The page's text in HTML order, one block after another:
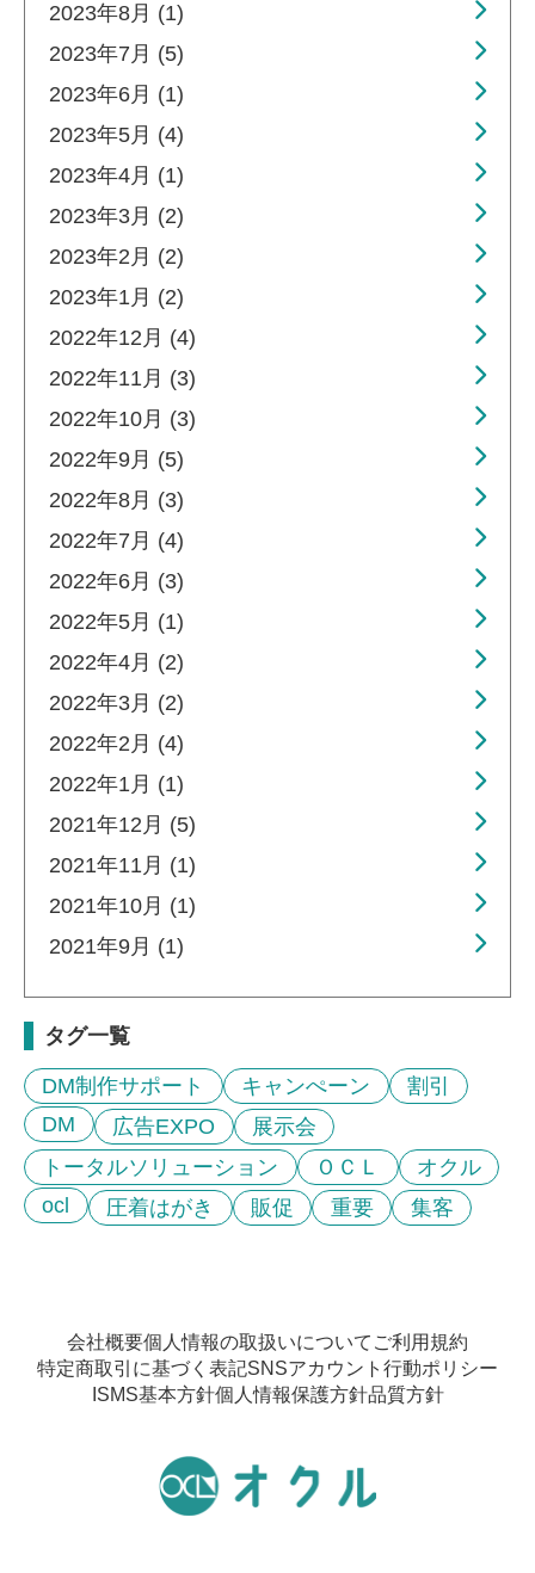
2023年8月 (1)
2023年7月 (5)
2023年6月 (1)
2023年5月 (4)
2023年4月 (1)
2023年3月 (2)
2023年2月 (2)
2023年1月 (2)
2022年12月 (4)
2022年11月 (3)
2022年10月 (3)
2022年9月 (5)
2022年8月 (3)
2022年7月 (4)
2022年6月 (3)
2022年5月 (1)
2022年4月 (2)
2022年3月 (2)
2022年2月 (4)
2022年1月 (1)
2021年12月 (5)
2021年11月 (1)
2021年10月 (1)
2021年9月 (1)
タグ一覧
DM制作サポート キャンぺーン
割引
DM
広告EXPO
展示会
トータルソリューション
ＯＣＬ
オクル
ocl
圧着はがき 販促 重要 集客
会社概要個人情報の取扱いについて ご利用規約
特定商取引に基づく表記SNSアカウント行動ポリシー
ISMS基本方針個人情報保護方針品質方針